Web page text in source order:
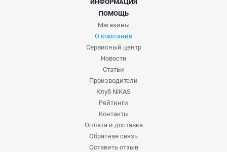
ИНФОРМАЦИЯ
ПОМОЩЬ
Магазины
О компании
Сервисный центр
Новости
Статьи
Производители
Клуб NiKAS
Рейтинги
Контакты
Оплата и доставка
Обратная связь
Оставить отзыв